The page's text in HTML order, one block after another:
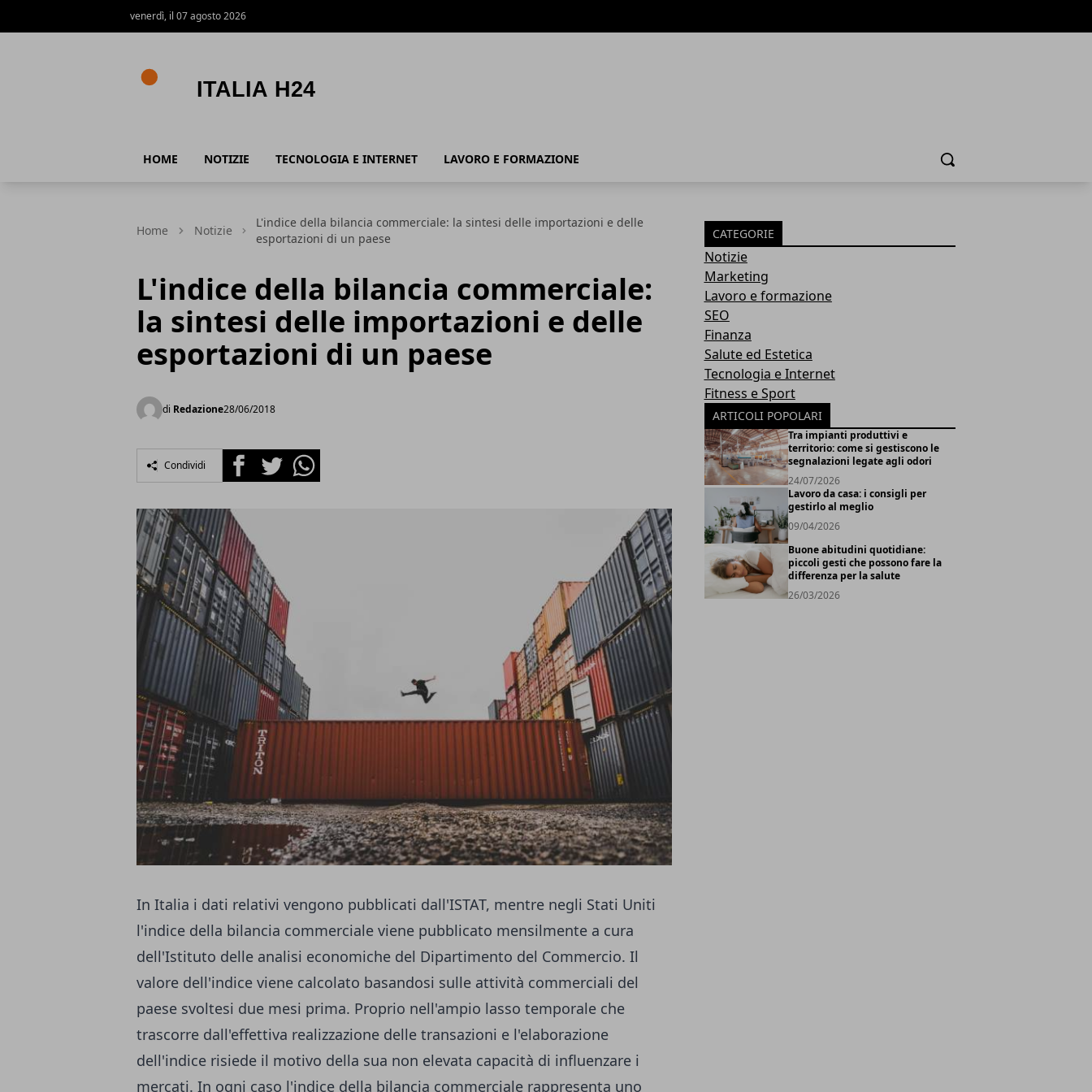
venerdì, il 07 agosto 2026
HOME NOTIZIE TECNOLOGIA E INTERNET LAVORO E FORMAZIONE Cerca
Home Notizie
L'indice della bilancia commerciale: la sintesi delle importazioni e delle
esportazioni di un paese
L'indice della bilancia commerciale:
la sintesi delle importazioni e delle
esportazioni di un paese
di Redazione28/06/2018
Condividi FacebookTwitterWhatsapp
In Italia i dati relativi vengono pubblicati dall'ISTAT, mentre negli Stati Uniti
l'indice della bilancia commerciale viene pubblicato mensilmente a cura
dell'Istituto delle analisi economiche del Dipartimento del Commercio. Il
valore dell'indice viene calcolato basandosi sulle attività commerciali del
paese svoltesi due mesi prima. Proprio nell'ampio lasso temporale che
trascorre dall'effettiva realizzazione delle transazioni e l'elaborazione
dell'indice risiede il motivo della sua non elevata capacità di influenzare i
mercati. In ogni caso l'indice della bilancia commerciale rappresenta uno
CATEGORIE
Notizie
Marketing
Lavoro e formazione
SEO
Finanza
Salute ed Estetica
Tecnologia e Internet
Fitness e Sport
ARTICOLI POPOLARI
Tra impianti produttivi e
territorio: come si gestiscono le
segnalazioni legate agli odori
24/07/2026
Lavoro da casa: i consigli per
gestirlo al meglio
09/04/2026
Buone abitudini quotidiane:
piccoli gesti che possono fare la
differenza per la salute
26/03/2026